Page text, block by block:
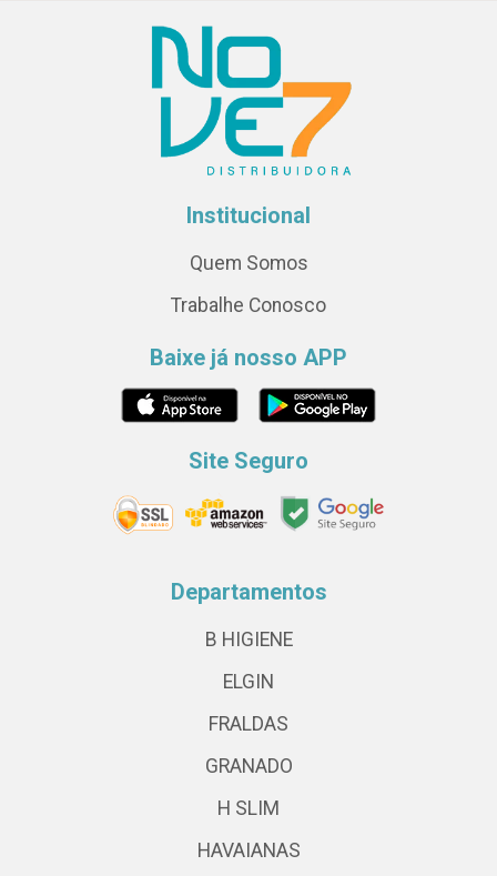
Institucional
Quem Somos
Trabalhe Conosco
Baixe já nosso APP
Site Seguro
Departamentos
B HIGIENE
ELGIN
FRALDAS
GRANADO
H SLIM
HAVAIANAS